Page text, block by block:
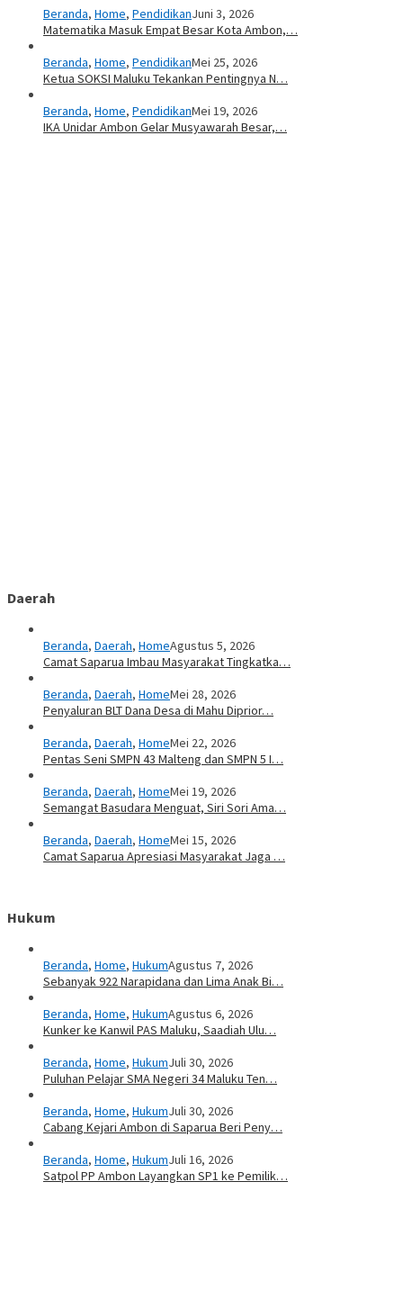
Beranda, Home, PendidikanJuni 3, 2026
Matematika Masuk Empat Besar Kota Ambon,…
Beranda, Home, PendidikanMei 25, 2026
Ketua SOKSI Maluku Tekankan Pentingnya N…
Beranda, Home, PendidikanMei 19, 2026
IKA Unidar Ambon Gelar Musyawarah Besar,…
Daerah
Beranda, Daerah, HomeAgustus 5, 2026
Camat Saparua Imbau Masyarakat Tingkatka…
Beranda, Daerah, HomeMei 28, 2026
Penyaluran BLT Dana Desa di Mahu Diprior…
Beranda, Daerah, HomeMei 22, 2026
Pentas Seni SMPN 43 Malteng dan SMPN 5 I…
Beranda, Daerah, HomeMei 19, 2026
Semangat Basudara Menguat, Siri Sori Ama…
Beranda, Daerah, HomeMei 15, 2026
Camat Saparua Apresiasi Masyarakat Jaga …
Hukum
Beranda, Home, HukumAgustus 7, 2026
Sebanyak 922 Narapidana dan Lima Anak Bi…
Beranda, Home, HukumAgustus 6, 2026
Kunker ke Kanwil PAS Maluku, Saadiah Ulu…
Beranda, Home, HukumJuli 30, 2026
Puluhan Pelajar SMA Negeri 34 Maluku Ten…
Beranda, Home, HukumJuli 30, 2026
Cabang Kejari Ambon di Saparua Beri Peny…
Beranda, Home, HukumJuli 16, 2026
Satpol PP Ambon Layangkan SP1 ke Pemilik…